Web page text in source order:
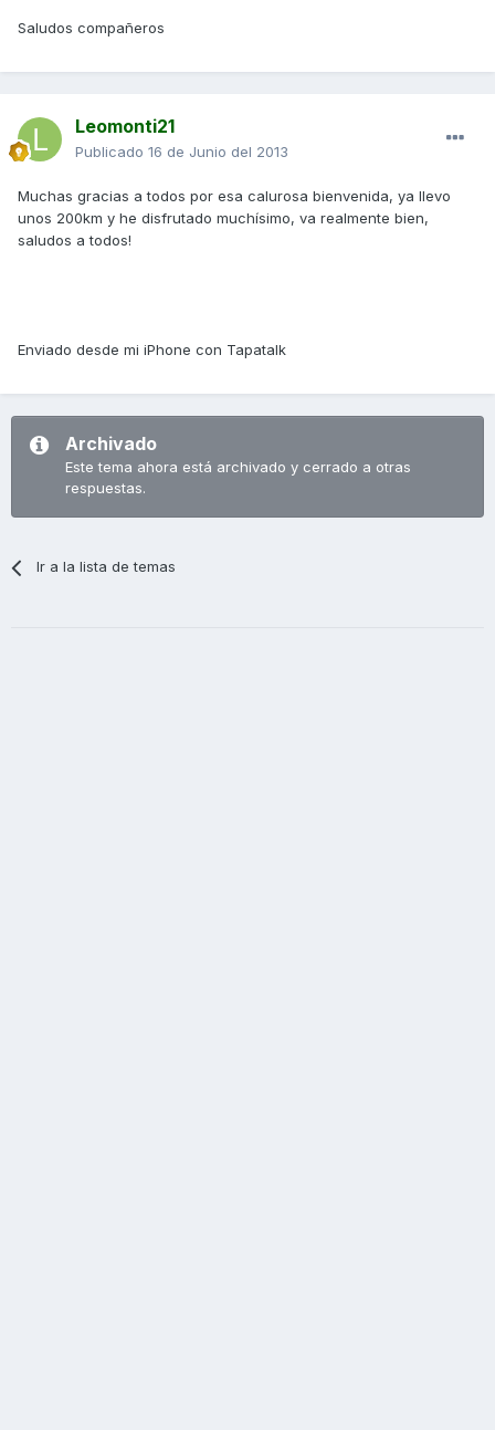
Saludos compañeros
Leomonti21
Publicado 16 de Junio del 2013
Muchas gracias a todos por esa calurosa bienvenida, ya llevo
unos 200km y he disfrutado muchísimo, va realmente bien,
saludos a todos!
Enviado desde mi iPhone con Tapatalk
Archivado
Este tema ahora está archivado y cerrado a otras
respuestas.
Ir a la lista de temas